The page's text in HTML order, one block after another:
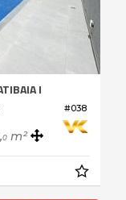
#038
I
0 m²